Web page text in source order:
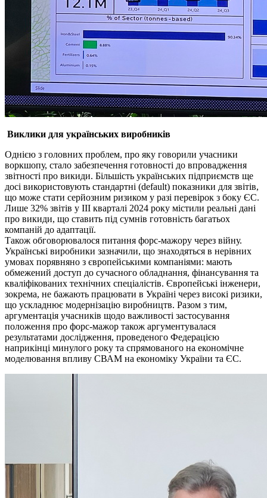
Виклики для українських виробників
Однією з головних проблем, про яку говорили учасники
воркшопу, стало забезпечення готовності до впровадження
звітності про викиди. Більшість українських підприємств ще
досі використовують стандартні (default) показники для звітів,
що може стати серйозним ризиком у разі перевірок з боку ЄС.
Лише 32% звітів у III кварталі 2024 року містили реальні дані
про викиди, що ставить під сумнів готовність багатьох
компаній до адаптації.
Також обговорювалося питання форс-мажору через війну.
Українські виробники зазначили, що знаходяться в нерівних
умовах порявняно з європейськими компаніями: мають
обмежений доступ до сучасного обладнання, фінансування та
кваліфікованих технічних спеціалістів. Європейські інженери,
зокрема, не бажають працювати в Україні через високі ризики,
що ускладнює модернізацію виробництв. Разом з тим,
аргументація учасників щодо важливості застосування
положення про форс-мажор також аргументувалася
результатами дослідження, проведеного Федерацією
наприкінці минулого року та спрямованого на економічне
моделювання впливу СВАМ на економіку України та ЄС.